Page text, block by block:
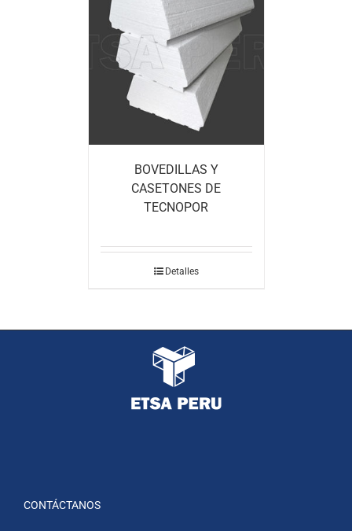
BOVEDILLAS Y
CASETONES DE
TECNOPOR
Detalles
CONTÁCTANOS